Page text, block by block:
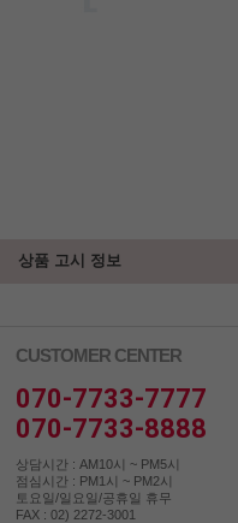
상품 고시 정보
CUSTOMER CENTER
070-7733-7777
070-7733-8888
상담시간 : AM10시 ~ PM5시
점심시간 : PM1시 ~ PM2시
토요일/일요일/공휴일 휴무
FAX : 02) 2272-3001